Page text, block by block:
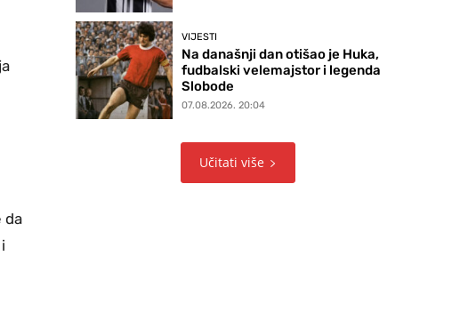
da
VIJESTI
Na današnji dan otišao je Huka,
fudbalski velemajstor i legenda
Slobode
07.08.2026. 20:04
Učitati više